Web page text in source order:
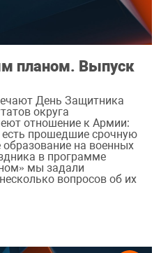
планом. Выпуск
День Защитника
округа
отношение к Армии:
прошедшие срочную
на военных
в программе
мы задали
вопросов об их